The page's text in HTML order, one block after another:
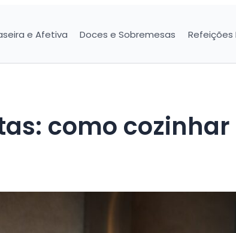
e Afetiva Doces e Sobremesas Refeições
como cozinhar